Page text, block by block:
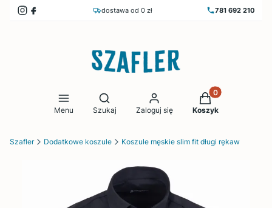
dostawa od 0 zł 781 692 210
Menu
Otwórz wyszukiwarkę
Szukaj Zaloguj się
Produkty w
Koszyk
Szafler Dodatkowe koszule Koszule męskie slim fit długi rękaw